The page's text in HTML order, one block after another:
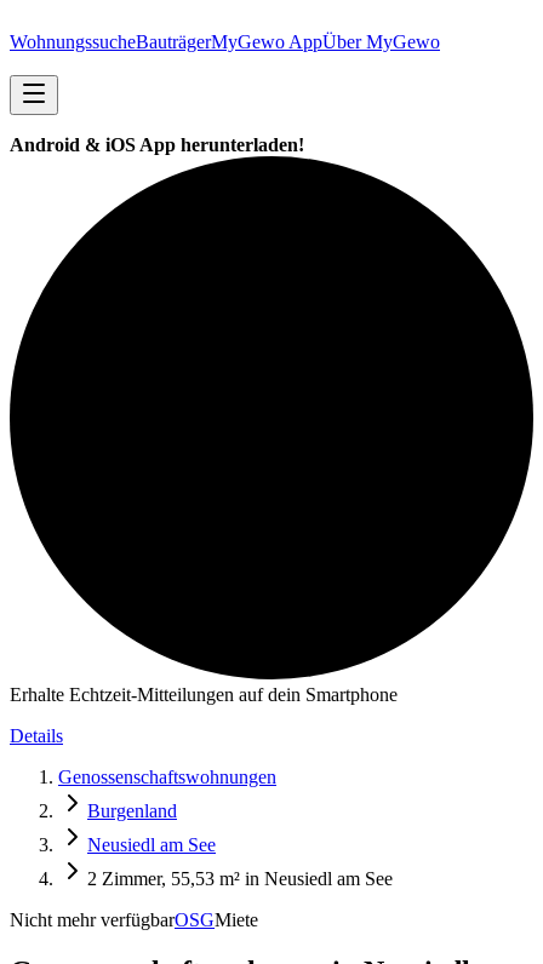
WohnungssucheBauträgerMyGewo AppÜber MyGewo
Android & iOS App herunterladen!
Erhalte Echtzeit-Mitteilungen auf dein Smartphone
Details
Genossenschaftswohnungen
Burgenland
Neusiedl am See
2 Zimmer, 55,53 m² in Neusiedl am See
Nicht mehr verfügbarOSGMiete